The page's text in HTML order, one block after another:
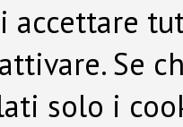
accettare
Se
solo i